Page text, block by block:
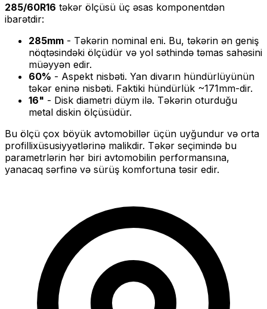
285/60R16 təkər ölçüsü üç əsas komponentdən
ibarətdir:
285mm - Təkərin nominal eni. Bu, təkərin ən geniş
nöqtəsindəki ölçüdür və yol səthində təmas sahəsini
müəyyən edir.
60% - Aspekt nisbəti. Yan divarın hündürlüyünün
təkər eninə nisbəti. Faktiki hündürlük ~171mm-dir.
16" - Disk diametri düym ilə. Təkərin oturduğu
metal diskin ölçüsüdür.
Bu ölçü çox böyük avtomobillər üçün uyğundur və orta
profillixüsusiyyətlərinə malikdir. Təkər seçimində bu
parametrlərin hər biri avtomobilin performansına,
yanacaq sərfinə və sürüş komfortuna təsir edir.